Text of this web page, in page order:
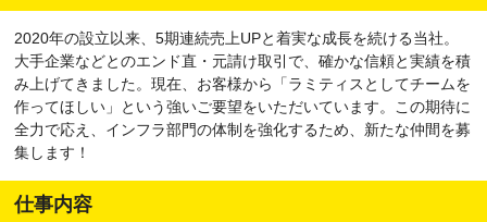
2020年の設立以来、5期連続売上UPと着実な成長を続ける当社。
大手企業などとのエンド直・元請け取引で、確かな信頼と実績を積
み上げてきました。現在、お客様から「ラミティスとしてチームを
作ってほしい」という強いご要望をいただいています。この期待に
全力で応え、インフラ部門の体制を強化するため、新たな仲間を募
集します！
仕事内容